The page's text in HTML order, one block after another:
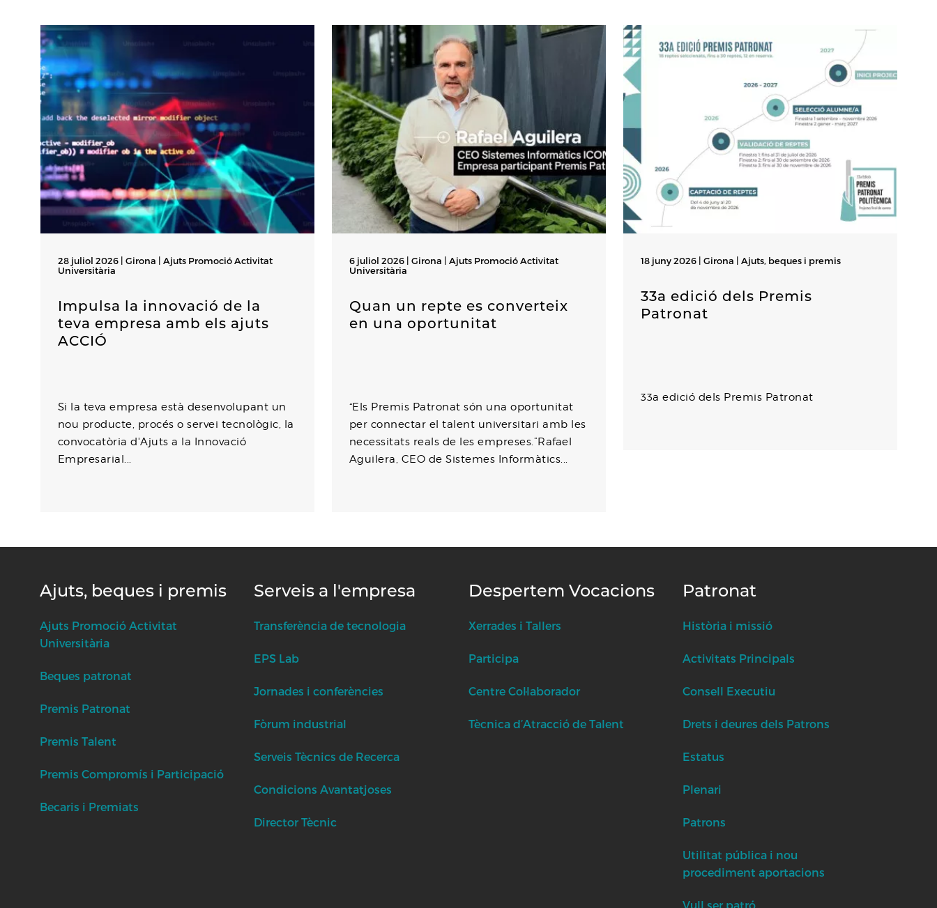
28 juliol 2026 | Girona | Ajuts Promoció Activitat
Universitària
Impulsa la innovació de la
teva empresa amb els ajuts
ACCIÓ
Si la teva empresa està desenvolupant un
nou producte, procés o servei tecnològic, la
convocatòria d'Ajuts a la Innovació
Empresarial...
6 juliol 2026 | Girona | Ajuts Promoció Activitat
Universitària
Quan un repte es converteix
en una oportunitat
“Els Premis Patronat són una oportunitat
per connectar el talent universitari amb les
necessitats reals de les empreses.”Rafael
Aguilera, CEO de Sistemes Informàtics...
18 juny 2026 | Girona |Ajuts, beques i premis
33a edició dels Premis
Patronat
33a edició dels Premis Patronat
Ajuts, beques i premis
Ajuts Promoció Activitat
Universitària
Beques patronat
Premis Patronat
Premis Talent
Premis Compromís i Participació
Becaris i Premiats
Serveis a l'empresa
Transferència de tecnologia
EPS Lab
Jornades i conferències
Fòrum industrial
Serveis Tècnics de Recerca
Condicions Avantatjoses
Director Tècnic
Despertem Vocacions
Xerrades i Tallers
Participa
Centre Col·laborador
Tècnica d’Atracció de Talent
Patronat
Història i missió
Activitats Principals
Consell Executiu
Drets i deures dels Patrons
Estatus
Plenari
Patrons
Utilitat pública i nou
procediment aportacions
Vull ser patró